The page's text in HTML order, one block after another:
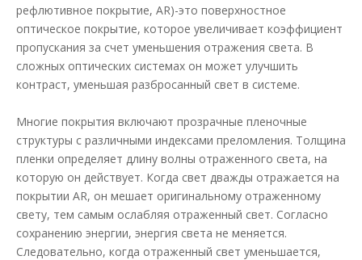
рефлютивное покрытие, AR)-это поверхностное
оптическое покрытие, которое увеличивает коэффициент
пропускания за счет уменьшения отражения света. В
сложных оптических системах он может улучшить
контраст, уменьшая разбросанный свет в системе.
Многие покрытия включают прозрачные пленочные
структуры с различными индексами преломления. Толщина
пленки определяет длину волны отраженного света, на
которую он действует. Когда свет дважды отражается на
покрытии AR, он мешает оригинальному отраженному
свету, тем самым ослабляя отраженный свет. Согласно
сохранению энергии, энергия света не меняется.
Следовательно, когда отраженный свет уменьшается,